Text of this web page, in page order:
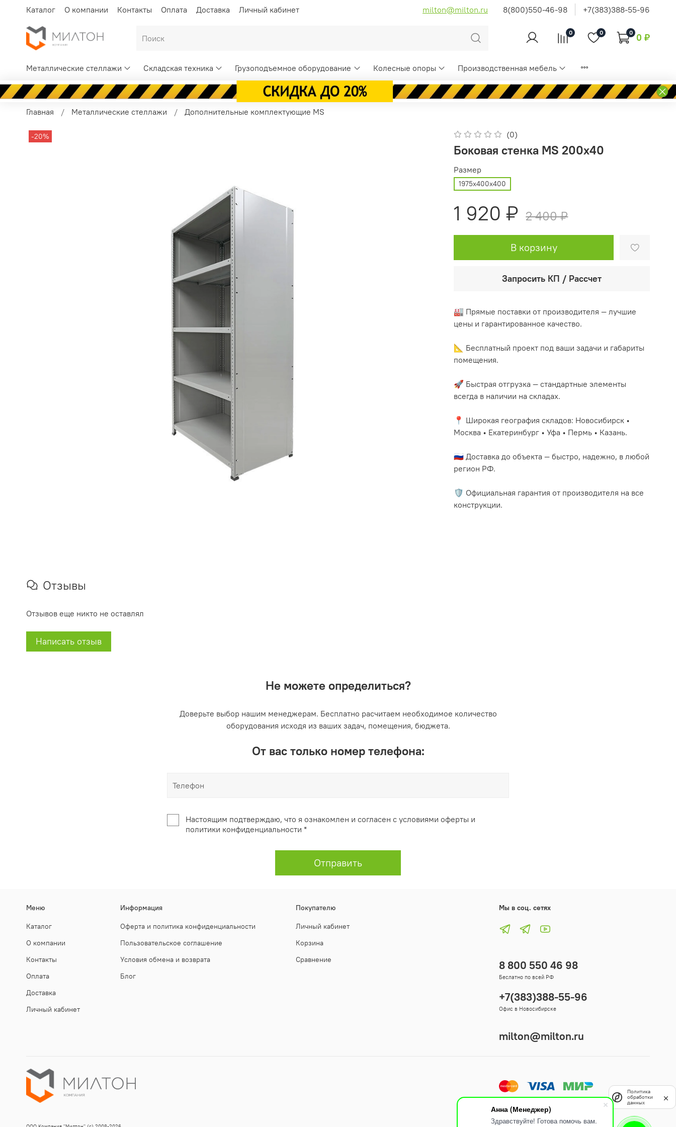
Анна (Менеджер)
Здравствуйте! Готова помочь вам.
Каталог О компании Контакты Оплата Доставка Личный кабинет milton@milton.ru 8(800)550-46-98 +7(383)388-55-96
0 0 0 0 ₽
Металлические стеллажи Складская техника Грузоподъемное оборудование Колесные опоры Производственная мебель
Главная Металлические стеллажи Дополнительные комплектующие MS
-20% (0)
Боковая стенка MS 200x40
Размер
1975x400x400
1 920 ₽ 2 400 ₽
В корзину
Запросить КП / Рассчет
🏭 Прямые поставки от производителя — лучшие
цены и гарантированное качество.
📐 Бесплатный проект под ваши задачи и габариты
помещения.
🚀 Быстрая отгрузка — стандартные элементы
всегда в наличии на складах.
📍 Широкая география складов: Новосибирск •
Москва • Екатеринбург • Уфа • Пермь • Казань.
🇷🇺 Доставка до объекта — быстро, надежно, в любой
регион РФ.
🛡️ Официальная гарантия от производителя на все
конструкции.
Отзывы
Отзывов еще никто не оставлял
Написать отзыв
Не можете определиться?
Доверьте выбор нашим менеджерам. Бесплатно расчитаем необходимое количество
оборудования исходя из ваших задач, помещения, бюджета.
От вас только номер телефона:
Настоящим подтверждаю, что я ознакомлен и согласен с условиями оферты и
политики конфиденциальности *
Отправить
Меню
Каталог
О компании
Контакты
Оплата
Доставка
Личный кабинет
Информация
Оферта и политика конфиденциальности
Пользовательское соглашение
Условия обмена и возврата
Блог
Покупателю
Личный кабинет
Корзина
Сравнение
Мы в соц. сетях
8 800 550 46 98
Беслатно по всей РФ
+7(383)388-55-96
Офис в Новосибирске
milton@milton.ru
Политика
обработки
данных